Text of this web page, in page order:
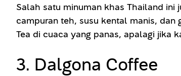
Salah satu minuman khas Thailand ini
campuran teh, susu kental manis,
Tea di cuaca yang panas, apalagi jika
3. Dalgona Coffee